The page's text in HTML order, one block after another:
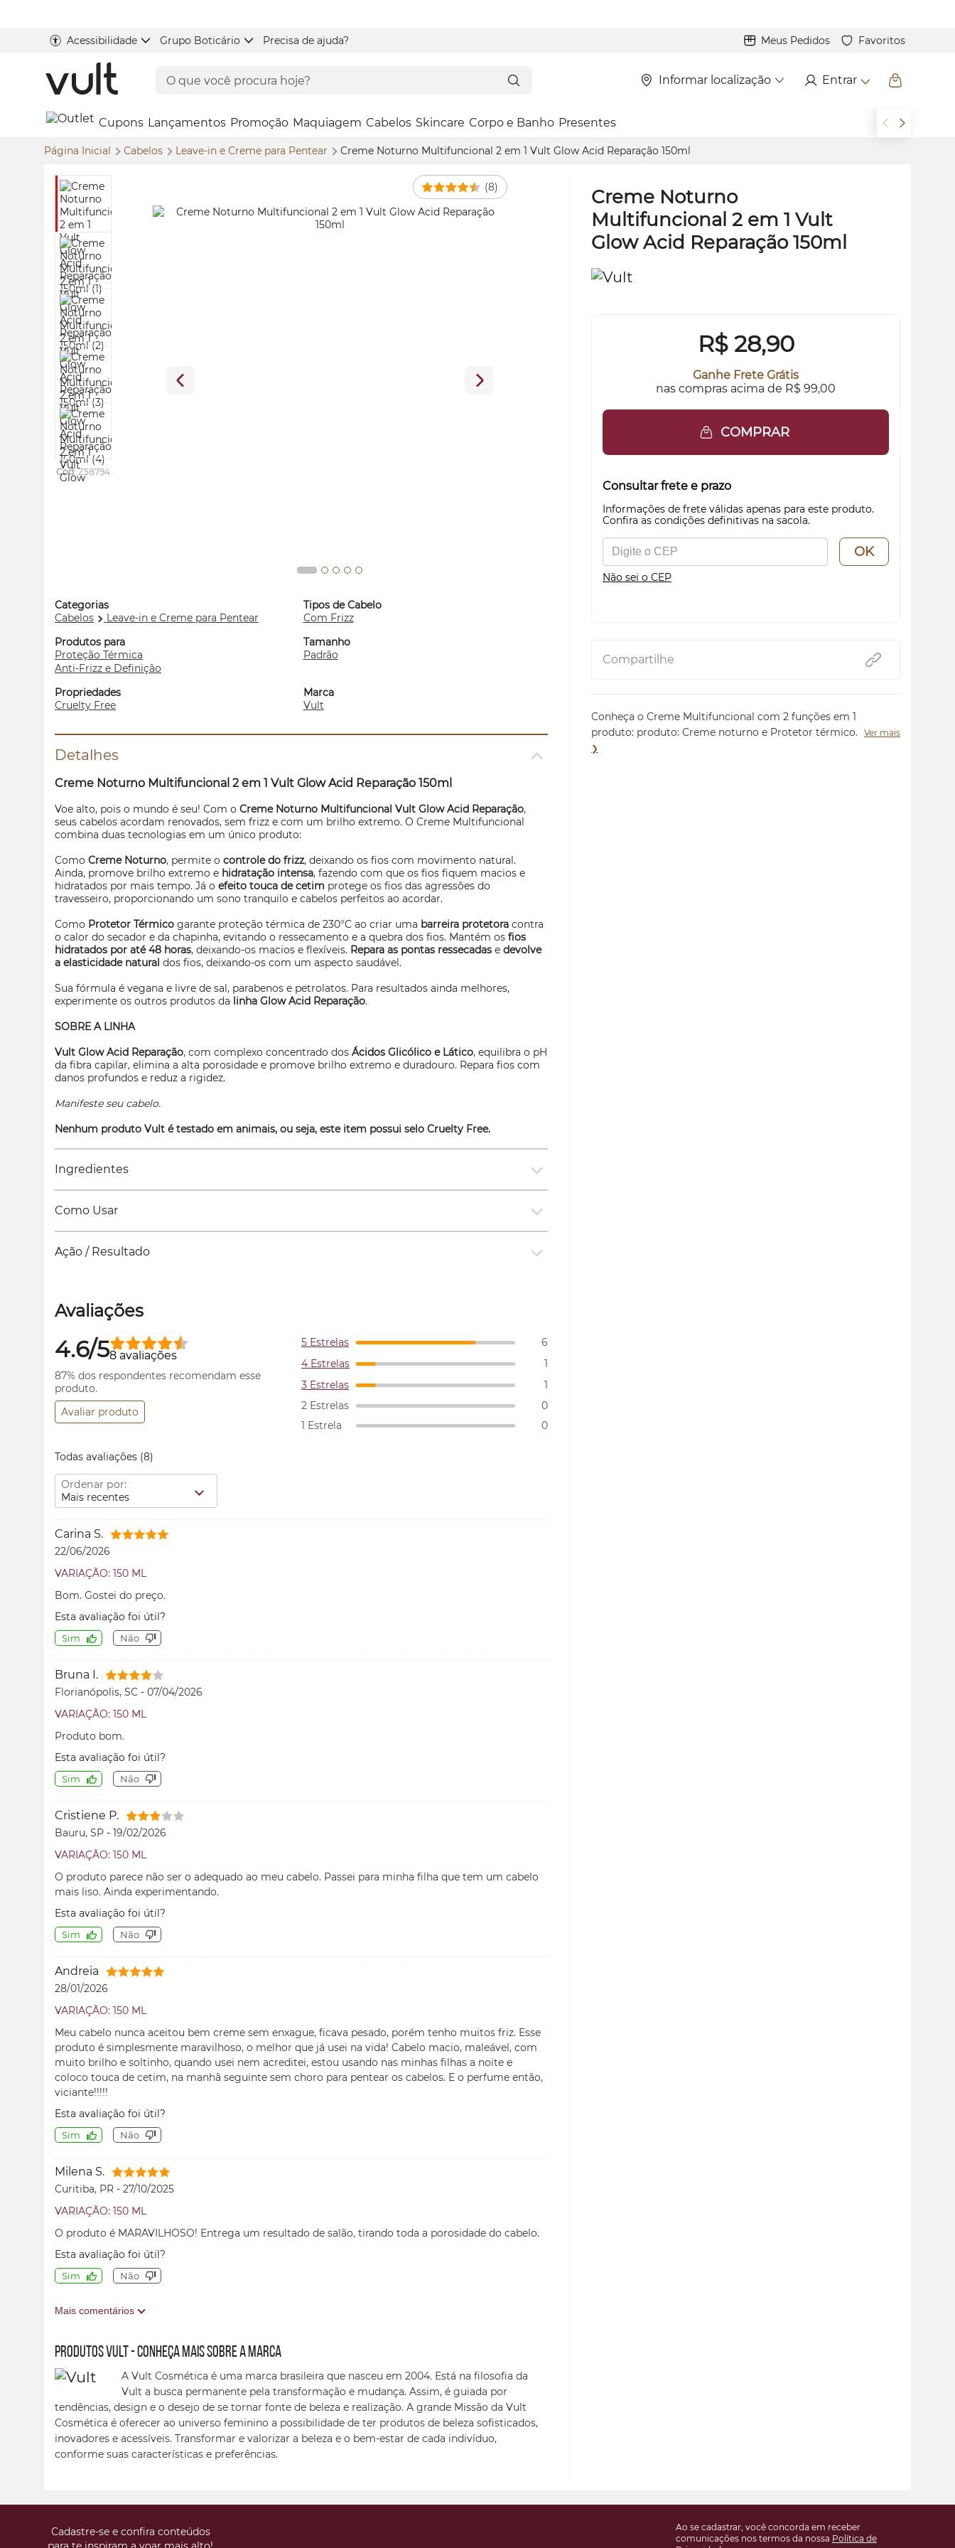
Acessibilidade Grupo Boticário Precisa de ajuda? Meus Pedidos Favoritos
Informar localização Entrar
Cupons Lançamentos Promoção Maquiagem Cabelos Skincare Corpo e Banho Presentes
Página Inicial Cabelos Leave-in e Creme para Pentear Creme Noturno Multifuncional 2 em 1 Vult Glow Acid Reparação 150ml
Creme Noturno
Multifuncional 2 em 1 Vult
GlowAcid Reparação 150ml
R$ 28,90
Ganhe Frete Grátis
nas compras acima de R$ 99,00
COMPRAR
Consultar frete e prazo
Informações de frete válidas apenas para este produto.
Confira as condições definitivas na sacola.
OK
Não sei o CEP
Compartilhe
Conheça o Creme Multifuncional com 2 funções em 1
produto: produto: Creme noturno e Protetor térmico.
Ver mais
❯
(8)
Cod:Z58794
Categorias
Cabelos
Leave-in e Creme para Pentear
Tipos de Cabelo
Com Frizz
Produtos para
Proteção Térmica
Anti-Frizz e Definição
Tamanho
Padrão
Propriedades
Cruelty Free
Marca
Vult
Detalhes
Creme Noturno Multifuncional 2 em 1 Vult GlowAcid Reparação 150ml
Voe alto, pois o mundo é seu! Com o Creme Noturno Multifuncional Vult GlowAcid Reparação,
seus cabelos acordam renovados, sem frizz e com um brilho extremo. O Creme Multifuncional
combina duas tecnologias em um único produto:
Como Creme Noturno, permite o controle do frizz, deixando os fios com movimento natural.
Ainda, promove brilho extremo e hidratação intensa, fazendo com que os fios fiquem macios e
hidratados por mais tempo. Já o efeito touca de cetim protege os fios das agressões do
travesseiro, proporcionando um sono tranquilo e cabelos perfeitos ao acordar.
Como Protetor Térmico garante proteção térmica de 230°C ao criar uma barreira protetora contra
o calor do secador e da chapinha, evitando o ressecamento e a quebra dos fios. Mantém os fios
hidratados por até 48 horas, deixando-os macios e flexíveis. Repara as pontas ressecadas e devolve
a elasticidade natural dos fios, deixando-os com um aspecto saudável.
Sua fórmula é vegana e livre de sal, parabenos e petrolatos. Para resultados ainda melhores,
experimente os outros produtos da linha GlowAcid Reparação.
SOBRE A LINHA
Vult GlowAcid Reparação, com complexo concentrado dos Ácidos Glicólico e Lático, equilibra o pH
da fibra capilar, elimina a alta porosidade e promove brilho extremo e duradouro. Repara fios com
danos profundos e reduz a rigidez.
Manifeste seu cabelo.
Nenhum produto Vult é testado em animais, ou seja, este item possui selo Cruelty Free.
Ingredientes
Como Usar
Ação / Resultado
Avaliações
4.6/58 avaliações
87% dos respondentes recomendam esse
produto.
Avaliar produto
5 Estrelas
6
4 Estrelas
1
3 Estrelas
1
2 Estrelas
0
1 Estrela
0
Todas avaliações (8)
Ordenar por:
Mais recentes
Carina S.
22/06/2026
VARIAÇÃO: 150 ML
Bom. Gostei do preço.
Esta avaliação foi útil?
Sim Não
Bruna I.
Florianópolis, SC - 07/04/2026
VARIAÇÃO: 150 ML
Produto bom.
Esta avaliação foi útil?
Sim Não
Cristiene P.
Bauru, SP - 19/02/2026
VARIAÇÃO: 150 ML
O produto parece não ser o adequado ao meu cabelo. Passei para minha filha que tem um cabelo
mais liso. Ainda experimentando.
Esta avaliação foi útil?
Sim Não
Andreia
28/01/2026
VARIAÇÃO: 150 ML
Meu cabelo nunca aceitou bem creme sem enxague, ficava pesado, porém tenho muitos friz. Esse
produto é simplesmente maravilhoso, o melhor que já usei na vida! Cabelo macio, maleável, com
muito brilho e soltinho, quando usei nem acreditei, estou usando nas minhas filhas a noite e
coloco touca de cetim, na manhã seguinte sem choro para pentear os cabelos. E o perfume então,
viciante!!!!!
Esta avaliação foi útil?
Sim Não
Milena S.
Curitiba, PR - 27/10/2025
VARIAÇÃO: 150 ML
O produto é MARAVILHOSO! Entrega um resultado de salão, tirando toda a porosidade do cabelo.
Esta avaliação foi útil?
Sim Não
Mais comentários
Produtos Vult - conheça mais sobre a marca
A Vult Cosmética é uma marca brasileira que nasceu em 2004. Está na filosofia da
Vult a busca permanente pela transformação e mudança. Assim, é guiada por
tendências, design e o desejo de se tornar fonte de beleza e realização. A grande Missão da Vult
Cosmética é oferecer ao universo feminino a possibilidade de ter produtos de beleza sofisticados,
inovadores e acessíveis. Transformar e valorizar a beleza e o bem-estar de cada indivíduo,
conforme suas características e preferências.
Cadastre-se e confira conteúdos
Ao se cadastrar, você concorda em receber
comunicações nos termos da nossa Política de